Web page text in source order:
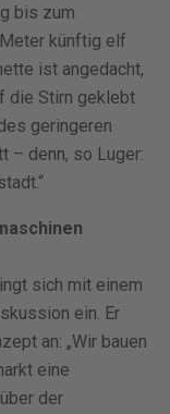
bis zum
künftig elf
ist angedacht,
die Stirn geklebt
geringeren
– denn, so Luger:
sich mit einem
ein. Er
an: „Wir bauen
eine
der